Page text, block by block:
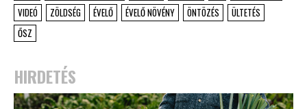
VIDEÓ
ZÖLDSÉG ÉVELŐ ÉVELŐ NÖVÉNY ÖNTÖZÉS
ÜLTETÉS
ŐSZ
HIRDETÉS